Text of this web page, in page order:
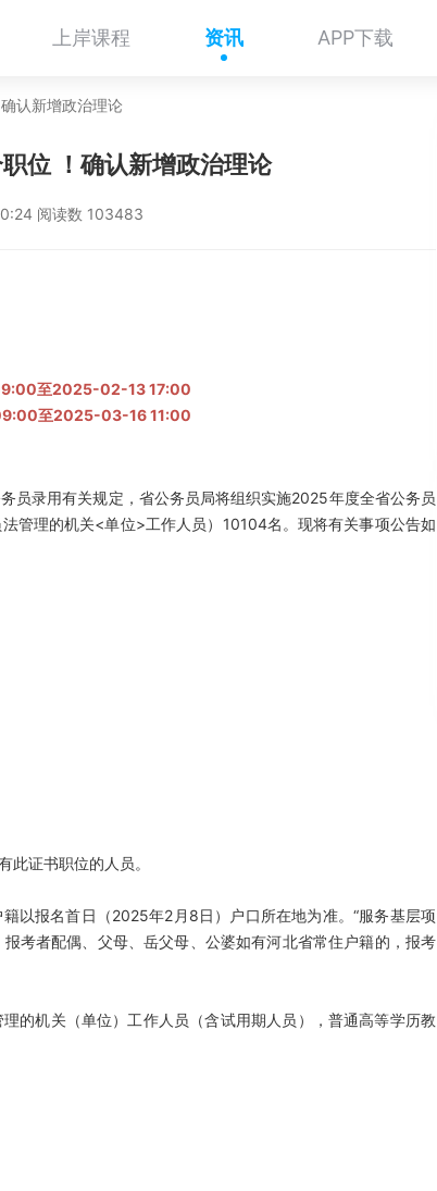
上岸课程 资讯 APP下载
认新增政治理论
位 ！确认新增政治理论
阅读数 103483
至2025-02-13 17:00
至2025-03-16 11:00
员录用有关规定，省公务员局将组织实施2025年度全省公务员
管理的机关<单位>工作人员）10104名。现将有关事项公告如
证书职位的人员。
以报名首日（2025年2月8日）户口所在地为准。“服务基层项
考者配偶、父母、岳父母、公婆如有河北省常住户籍的，报考
的机关（单位）工作人员（含试用期人员），普通高等学历教